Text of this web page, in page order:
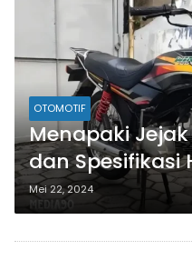
OTOMOTIF
Menapaki
dan Spesifikasi
yang Wajib
Dimiliki
Mei 22, 2024